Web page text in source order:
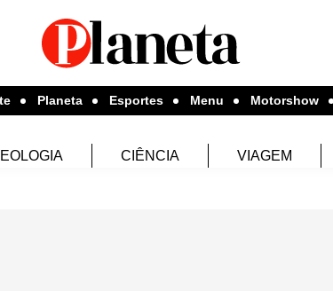
Planeta Esportes Menu Motorshow
CIÊNCIA VIAGEM